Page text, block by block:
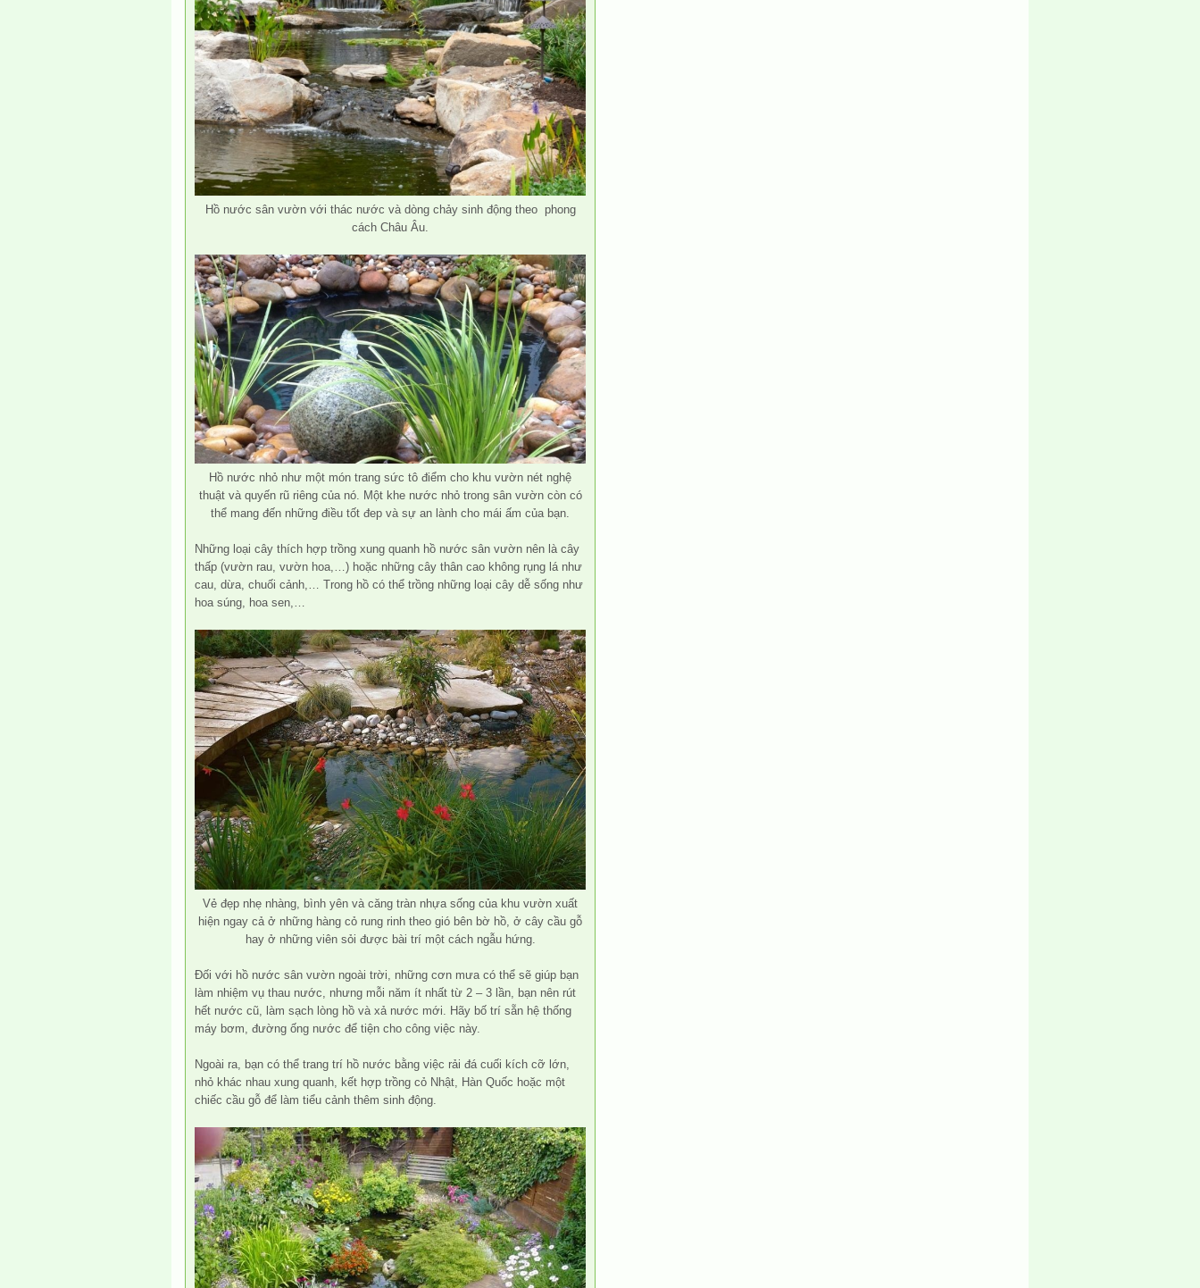
Hồ nước sân vườn với thác nước và dòng chảy sinh động theo phong
cách Châu Âu.
Hồ nước nhỏ như một món trang sức tô điểm cho khu vườn nét nghệ
thuật và quyến rũ riêng của nó. Một khe nước nhỏ trong sân vườn còn có
thể mang đến những điều tốt đep và sự an lành cho mái ấm của bạn.
Những loại cây thích hợp trồng xung quanh hồ nước sân vườn nên là cây
thấp (vườn rau, vườn hoa,…) hoặc những cây thân cao không rụng lá như
cau, dừa, chuối cảnh,… Trong hồ có thể trồng những loại cây dễ sống như
hoa súng, hoa sen,…
Vẻ đẹp nhẹ nhàng, bình yên và căng tràn nhựa sống của khu vườn xuất
hiện ngay cả ở những hàng cỏ rung rinh theo gió bên bờ hồ, ở cây cầu gỗ
hay ở những viên sỏi được bài trí một cách ngẫu hứng.
Đối với hồ nước sân vườn ngoài trời, những cơn mưa có thể sẽ giúp bạn
làm nhiệm vụ thau nước, nhưng mỗi năm ít nhất từ 2 – 3 lần, bạn nên rút
hết nước cũ, làm sạch lòng hồ và xả nước mới. Hãy bố trí sẵn hệ thống
máy bơm, đường ống nước để tiện cho công việc này.
Ngoài ra, bạn có thể trang trí hồ nước bằng việc rải đá cuối kích cỡ lớn,
nhỏ khác nhau xung quanh, kết hợp trồng cỏ Nhật, Hàn Quốc hoặc một
chiếc cầu gỗ để làm tiểu cảnh thêm sinh động.